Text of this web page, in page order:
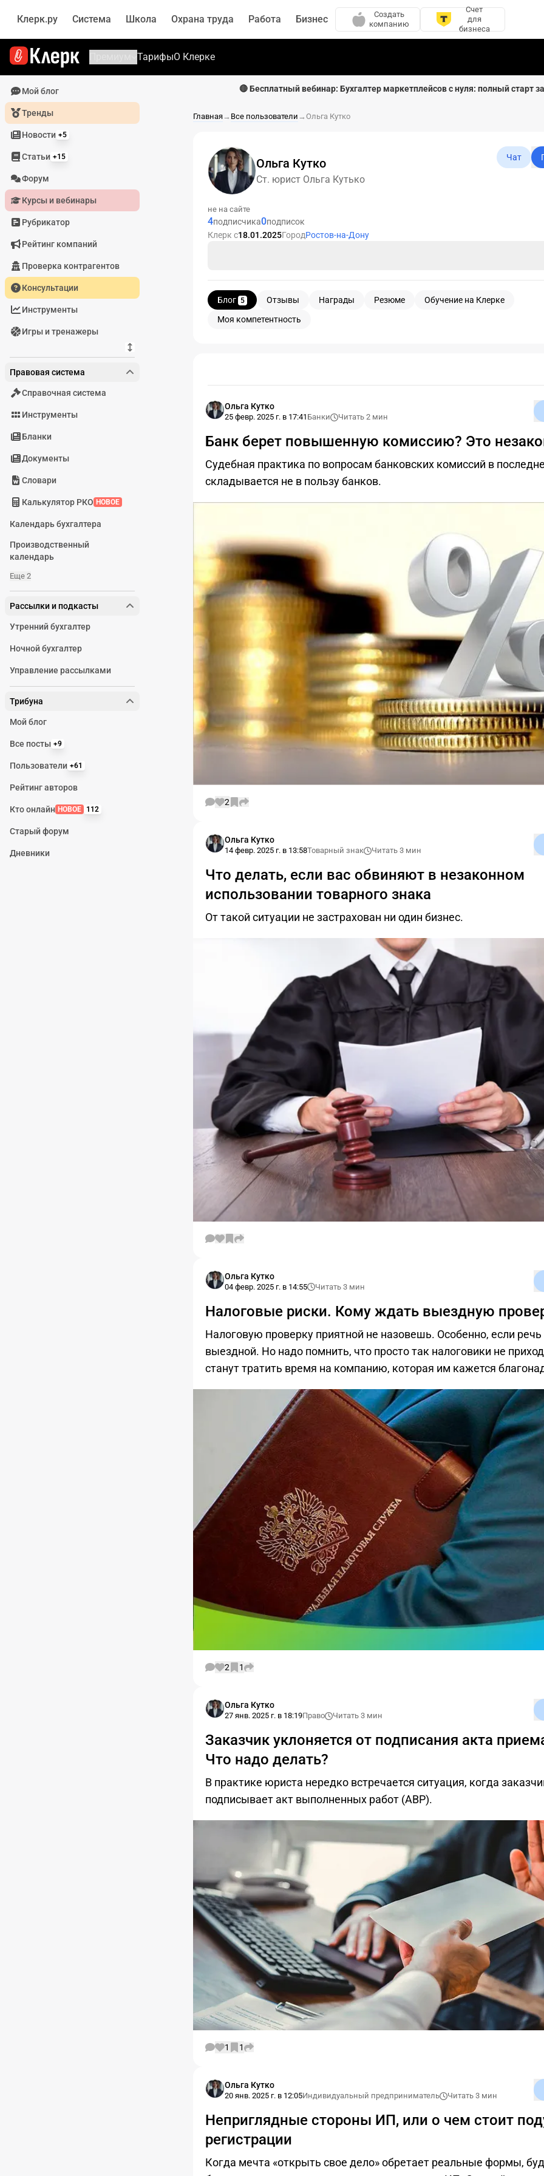
Клерк.ру Система Школа Охрана труда Работа Бизнес
Создать
компанию
Счет
для
бизнеса
ТарифыО Клерке
Мой блог
Тренды
Новости +5
Статьи +15
Форум
Курсы и вебинары
Рубрикатор
Рейтинг компаний
Проверка контрагентов
Консультации
Инструменты
Игры и тренажеры
Правовая система
Справочная система
Инструменты
Бланки
Документы
Словари
Калькулятор РКО НОВОЕ
Календарь бухгалтера
Производственный
календарь
Еще 2
Рассылки и подкасты
Утренний бухгалтер
Ночной бухгалтер
Управление рассылками
Трибуна
Мой блог
Все посты +9
Пользователи +61
Рейтинг авторов
Кто онлайн НОВОЕ 112
Старый форум
Дневники
🔴 Бесплатный вебинар: Бухгалтер маркетплейсов с нуля: полный старт
Главная→ Все пользователи → Ольга Кутко
Ольга Кутко
Ст. юрист Ольга Кутько
Чат
не на сайте
4подписчика0подписок
Клерк с18.01.2025ГородРостов-на-Дону
Блог 5 Отзывы Награды Резюме
Обучение на Клерке
Моя компетентность
Ольга Кутко
25 февр. 2025 г. в 17:41 Банки Читать 2 мин
Банк берет повышенную комиссию? Это
Судебная практика по вопросам банковских комиссий в
складывается не в пользу банков.
2
Ольга Кутко
14 февр. 2025 г. в 13:58Товарный знак Читать 3 мин
Что делать, если вас обвиняют в незаконном
использовании товарного знака
От такой ситуации не застрахован ни один бизнес.
Ольга Кутко
04 февр. 2025 г. в 14:55 Читать 3 мин
Налоговые риски. Кому ждать выездную
Налоговую проверку приятной не назовешь. Особенно, если речь
выездной. Но надо помнить, что просто так налоговики не
станут тратить время на компанию, которая им кажется
2 1
Ольга Кутко
27 янв. 2025 г. в 18:19Право Читать 3 мин
Заказчик уклоняется от подписания акта
Что надо делать?
В практике юриста нередко встречается ситуация, когда
подписывает акт выполненных работ (АВР).
1 1
Ольга Кутко
20 янв. 2025 г. в 12:05Индивидуальный предприниматель Читать 3 мин
Неприглядные стороны ИП, или о чем стоит
регистрации
Когда мечта «открыть свое дело» обретает реальные формы,